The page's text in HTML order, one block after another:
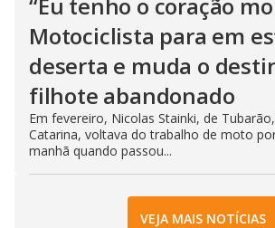
Motociclista para em
deserta e muda o
filhote abandonado
Em fevereiro, Nicolas Stainki, de
Catarina, voltava do trabalho de moto
manhã quando passou...
VEJA MAIS NOTÍCIAS